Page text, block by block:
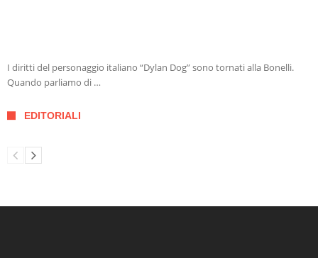
I diritti del personaggio italiano “Dylan Dog” sono tornati alla Bonelli.
Quando parliamo di …
EDITORIALI